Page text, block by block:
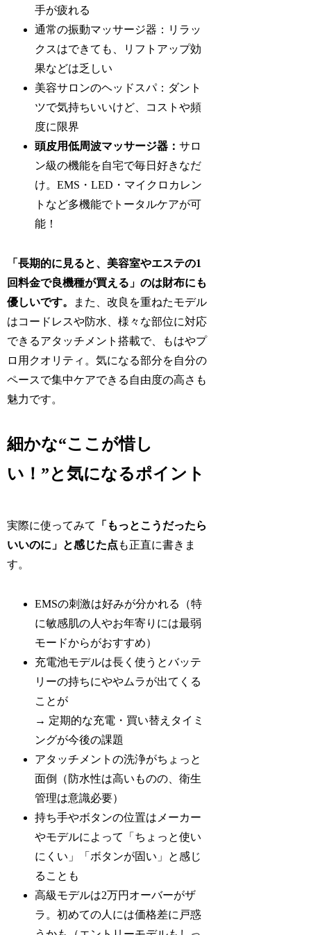
手が疲れる
通常の振動マッサージ器：リラッ
クスはできても、リフトアップ効
果などは乏しい
美容サロンのヘッドスパ：ダント
ツで気持ちいいけど、コストや頻
度に限界
頭皮用低周波マッサージ器：サロ
ン級の機能を自宅で毎日好きなだ
け。EMS・LED・マイクロカレン
トなど多機能でトータルケアが可
能！
「長期的に見ると、美容室やエステの1
回料金で良機種が買える」のは財布にも
優しいです。
また、改良を重ねたモデル
はコードレスや防水、様々な部位に対応
できるアタッチメント搭載で、もはやプ
ロ用クオリティ。気になる部分を自分の
ペースで集中ケアできる自由度の高さも
魅力です。
細かな“ここが惜し
い！”と気になるポイント
実際に使ってみて
「もっとこうだったら
いいのに」と感じた点 も正直に書きま
す。
EMSの刺激は好みが分かれる（特
に敏感肌の人やお年寄りには最弱
モードからがおすすめ）
充電池モデルは長く使うとバッテ
リーの持ちにややムラが出てくる
ことが
→ 定期的な充電・買い替えタイミ
ングが今後の課題
アタッチメントの洗浄がちょっと
面倒（防水性は高いものの、衛生
管理は意識必要）
持ち手やボタンの位置はメーカー
やモデルによって「ちょっと使い
にくい」「ボタンが固い」と感じ
ることも
高級モデルは2万円オーバーがザ
ラ。初めての人には価格差に戸惑